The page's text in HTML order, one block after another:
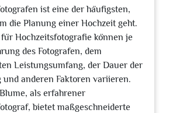
ist eine der häufigsten,
die Planung einer Hochzeit geht.
Hochzeitsfotografie können je
des Fotografen, dem
Leistungsumfang, der Dauer der
und anderen Faktoren variieren.
als erfahrener
bietet maßgeschneiderte